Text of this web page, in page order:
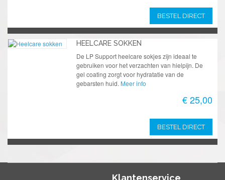
BESTEL DIRECT
HEELCARE SOKKEN
De LP Support heelcare sokjes zijn ideaal te
gebruiken voor het verzachten van hielpijn. De
gel coating zorgt voor hydratatie van de
gebarsten huid. Meer info
€ 25,00
BESTEL DIRECT
Klantenservice